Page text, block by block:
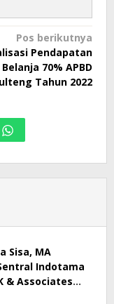
Pos berikutnya
Pendapatan
Belanja 70% APBD
Tahun 2022
Sisa, MA
Indotama
& Associates